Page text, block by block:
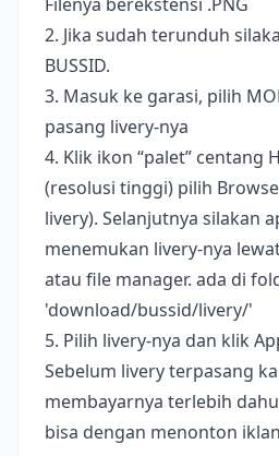
2. Jika sudah terunduh
BUSSID.
3. Masuk ke garasi, pilih
pasang livery-nya
4. Klik ikon “palet” centang
(resolusi tinggi) pilih
livery). Selanjutnya silakan
menemukan livery-nya
atau file manager. ada di
'download/bussid/livery/'
5. Pilih livery-nya dan klik
Sebelum livery terpasang
membayarnya terlebih
bisa dengan menonton